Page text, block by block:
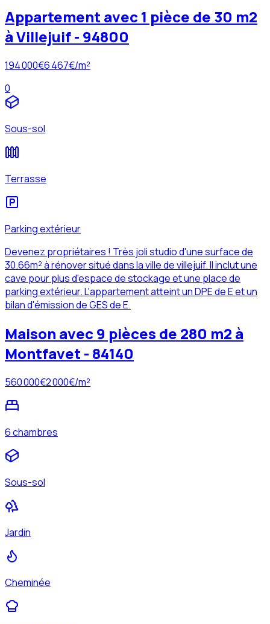
Appartement avec 1 pièce de 30 m2
à Villejuif - 94800
194 000€6 467€/m²
0
Sous-sol
Terrasse
Parking extérieur
Devenez propriétaires ! Très joli studio d'une surface de
30.66m² à rénover situé dans la ville de villejuif. Il inclut une
cave pour plus d'espace de stockage et une place de
parking extérieur. L'appartement atteint un DPE de E et un
bilan d'émission de GES de E.
Maison avec 9 pièces de 280 m2 à
Montfavet - 84140
560 000€2 000€/m²
6 chambres
Sous-sol
Jardin
Cheminée